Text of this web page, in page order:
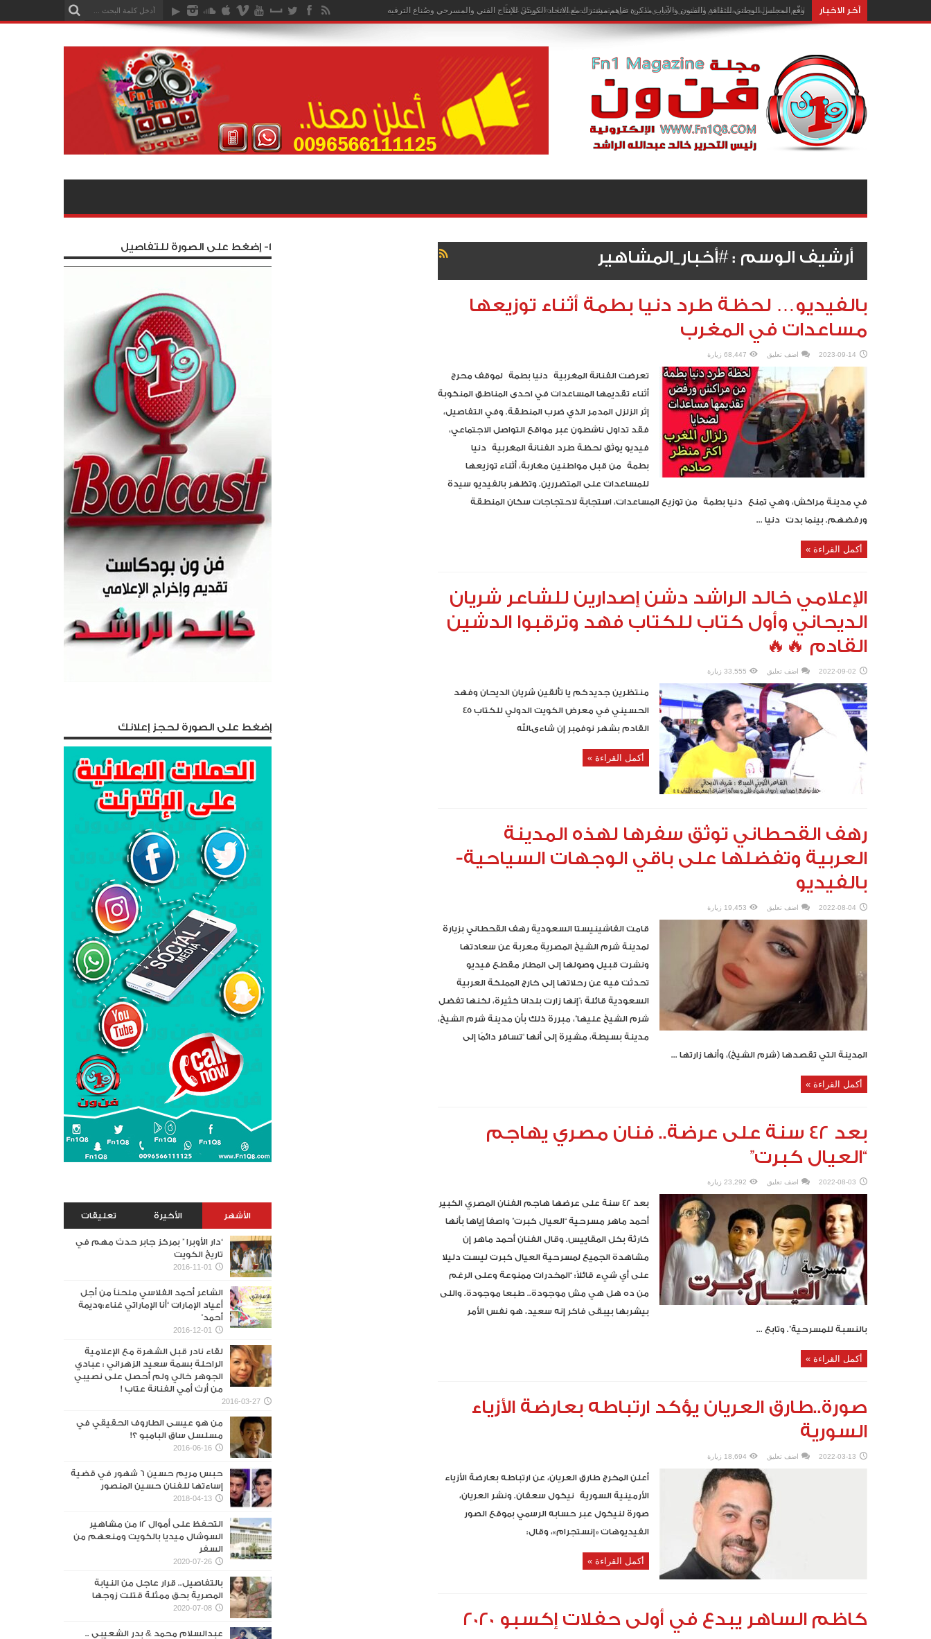
آخر الاخبار وقّع المجلس الوطني للثقافة والفنون والآداب مذكرة تفاهم مشترك مع الاتحاد الكويتي للإنتاج الفني والمسرحي وصُناع الترفيه
أرشيف الوسم :#أخبار_المشاهير
بالفيديو… لحظة طرد دنيا بطمة أثناء توزيعها
مساعدات في المغرب
2023-09-14 اضف تعليق 68,447 زيارة
تعرضت الفنانة المغربية دنيا بطمة لموقف محرج
أثناء تقديمها المساعدات في احدى المناطق المنكوبة
إثر الزلزل المدمر الذي ضرب المنطقة. وفي التفاصيل،
فقد تداول ناشطون عبر مواقع التواصل الاجتماعي،
فيديو يوثق لحظة طرد الفنانة المغربية دنيا
بطمة من قبل مواطنين مغاربة، أثناء توزيعها
للمساعدات على المتضررين. وتظهر بالفيديو سيدة
في مدينة مراكش، وهي تمنع دنيا بطمة من توزيع المساعدات، استجابة لاحتجاجات سكان المنطقة
ورفضهم. بينما بدت دنيا ...
أكمل القراءة »
الإعلامي خالد الراشد دشن إصدارين للشاعر شريان
الديحاني وأول كتاب للكتاب فهد وترقبوا الدشين
القادم 🔥🔥
2022-09-02 اضف تعليق 33,555 زيارة
منتظرين جديدكم يا تألقين شريان الديحان وفهد
الحسيني في معرض الكويت الدولي للكتاب 45
القادم بشهر نوفمبر إن شاءىالله
أكمل القراءة »
رهف القحطاني توثق سفرها لهذه المدينة
العربية وتفضلها على باقي الوجهات السياحية-
بالفيديو
2022-08-04 اضف تعليق 19,453 زيارة
قامت الفاشينيستا السعودية ​رهف القحطاني​ بزيارة
لمدينة ​شرم الشيخ​ المصرية معربة عن سعادتها
ونشرت قبيل وصولها إلى المطار مقطع فيديو
تحدثت فيه عن رحلاتها إلى خارج ​المملكة العربية
السعودية​ قائلة :”إنها زارت بلدانا كثيرة، لكنها تفضل
شرم الشيخ عليها”، مبررة ذلك بأن مدينة شرم الشيخ،
مدينة بسيطة، مشيرة إلى أنها “تسافر دائمًا إلى
المدينة التي تقصدها (شرم الشيخ)، وأنها زارتها ...
أكمل القراءة »
بعد 42 سنة على عرضة.. فنان مصري يهاجم
“العيال كبرت”
2022-08-03 اضف تعليق 23,292 زيارة
بعد 42 سنة على عرضها هاجم الفنان المصري الكبير
أحمد ماهر مسرحية “العيال كبرت” واصفاً إياها بأنها
كارثة بكل المقاييس. وقال الفنان أحمد ماهر إن
مشاهدة الجميع لمسرحية العيال كبرت ليست دليلا
على أي شيء قائلاً: “المخدرات ممنوعة وعلى الرغم
من ده هل هي مش موجودة.. طبعا موجودة. واللى
بيشربها بيبقى فاكر إنه سعيد، هو نفس الأمر
بالنسبة للمسرحية”. وتابع ...
أكمل القراءة »
صورة..طارق العريان يؤكد ارتباطه بعارضة الأزياء
السورية
2022-03-13 اضف تعليق 18,694 زيارة
أعلن المخرج طارق العريان، عن ارتباطه بعارضة الأزياء
الأرمينية السورية نيكول سعفان. ونشر العريان،
صورة لنيكول عبر حسابه الرسمي بموقع الصور
الفيديوهات «إنستجرام»، وقال:
أكمل القراءة »
كاظم الساهر يبدع في أولى حفلات إكسبو 2020
1- إضغط على الصورة للتفاصيل
إضغط على الصورة لحجز إعلانك
الأشهر الأخيرة تعليقات
“دار الأوبرا ” بمركز جابر حدث مهم في
تاريخ الكويت
2016-11-01
الشاعر أحمد الفلاسي ملحناً من أجل
أعياد الإمارات “أنا الإماراتي غناء:وديمة
أحمد”
2016-12-01
لقاء نادر قبل الشهرة مع الإعلامية
الراحلة بسمة سعيد الزهراني : عبادي
الجوهر خالي ولم أحصل على نصيبي
من أرث أمي الفنانة عتاب !
2016-03-27
من هو عيسى الطاروف الحقيقي في
مسلسل ساق البامبو ؟!
2016-06-16
حبس مريم حسين 6 شهور في قضية
إساءتها للفنان حسين المنصور‎
2018-04-13
التحفظ على أموال 12 من مشاهير
السوشال ميديا بالكويت ومنعهم من
السفر
2020-07-26
بالتفاصيل.. قرار عاجل من النيابة
المصرية بحق ممثلة قتلت زوجها
2020-07-08
عبدالسلام محمد & بدر الشعيبي ..